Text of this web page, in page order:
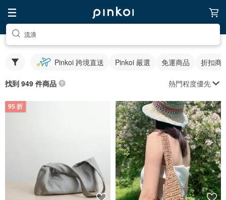
流浪
Pinkoi 跨境直送 Pinkoi 嚴選 免運商品 折扣商
找到 949 件商品 熱門程度優先
95 折